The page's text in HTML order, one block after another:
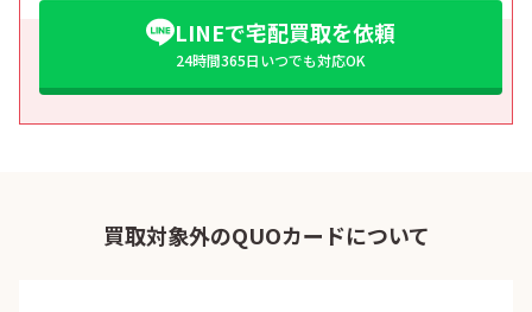
LINEで宅配買取を依頼
24時間365日いつでも対応OK
買取対象外のQUOカードについて